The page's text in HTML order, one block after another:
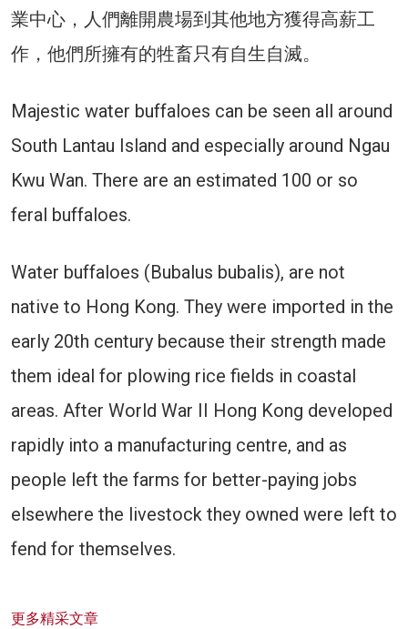
業中心，人們離開農場到其他地方獲得高薪工
作，他們所擁有的牲畜只有自生自滅。
Majestic water buffaloes can be seen all around
South Lantau Island and especially around Ngau
Kwu Wan. There are an estimated 100 or so
feral buffaloes.
Water buffaloes (Bubalus bubalis), are not
native to Hong Kong. They were imported in the
early 20th century because their strength made
them ideal for plowing rice fields in coastal
areas. After World War II Hong Kong developed
rapidly into a manufacturing centre, and as
people left the farms for better-paying jobs
elsewhere the livestock they owned were left to
fend for themselves.
更多精采文章